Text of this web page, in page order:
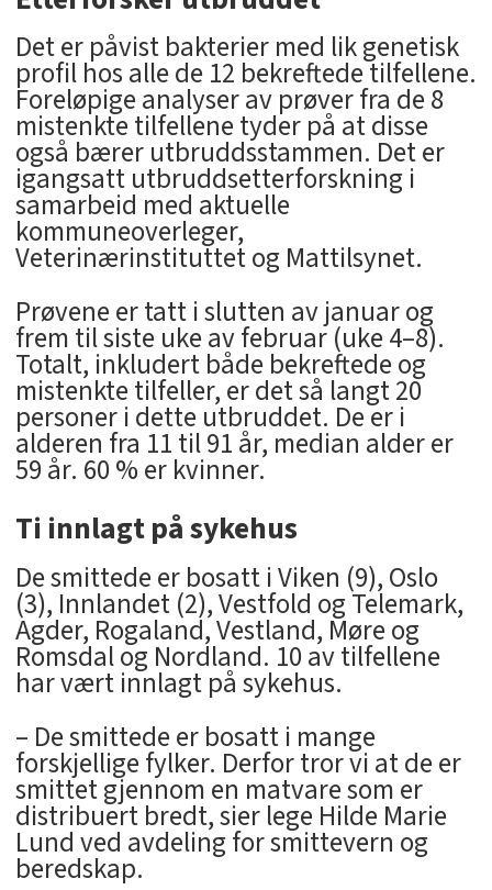
Det er påvist bakterier med lik genetisk
profil hos alle de 12 bekreftede tilfellene.
Foreløpige analyser av prøver fra de 8
mistenkte tilfellene tyder på at disse
også bærer utbruddsstammen. Det er
igangsatt utbruddsetterforskning i
samarbeid med aktuelle
kommuneoverleger,
Veterinærinstituttet og Mattilsynet.
Prøvene er tatt i slutten av januar og
frem til siste uke av februar (uke 4–8).
Totalt, inkludert både bekreftede og
mistenkte tilfeller, er det så langt 20
personer i dette utbruddet. De er i
alderen fra 11 til 91 år, median alder er
59 år. 60 % er kvinner.
Ti innlagt på sykehus
De smittede er bosatt i Viken (9), Oslo
(3), Innlandet (2), Vestfold og Telemark,
Agder, Rogaland, Vestland, Møre og
Romsdal og Nordland. 10 av tilfellene
har vært innlagt på sykehus.
– De smittede er bosatt i mange
forskjellige fylker. Derfor tror vi at de er
smittet gjennom en matvare som er
distribuert bredt, sier lege Hilde Marie
Lund ved avdeling for smittevern og
beredskap.